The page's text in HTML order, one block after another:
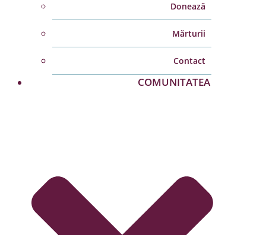
Donează
Mărturii
Contact
COMUNITATEA